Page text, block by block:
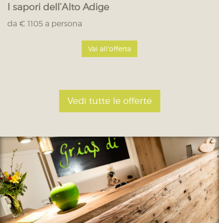
I sapori dell’Alto Adige
da € 1105 a persona
Vai all'offerta
Vedi tutte le offerte